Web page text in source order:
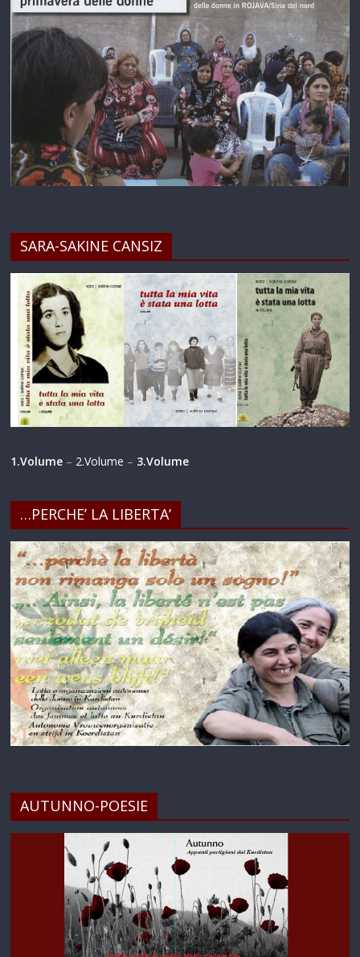
SARA-SAKINE CANSIZ
1.Volume – 2.Volume – 3.Volume
…PERCHE’ LA LIBERTA’
AUTUNNO-POESIE